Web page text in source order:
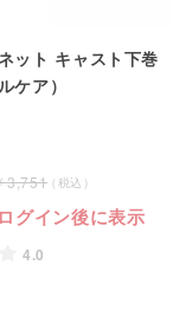
ット キャスト下巻
ケア）
3,751
グイン後に表示
4.0